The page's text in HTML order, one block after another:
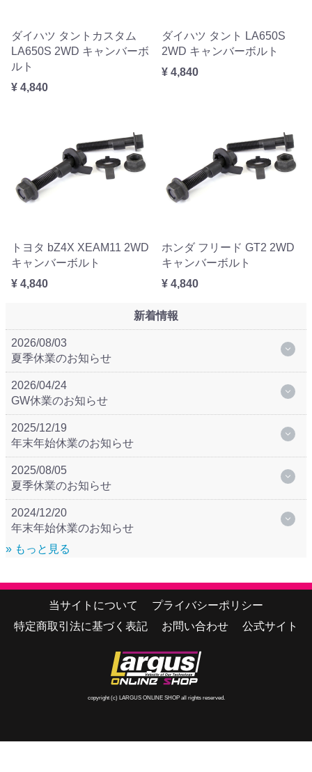
ダイハツ タントカスタム
LA650S 2WD キャンバーボ
ルト
¥ 4,840
ダイハツ タント LA650S
2WD キャンバーボルト
¥ 4,840
トヨタ bZ4X XEAM11 2WD
キャンバーボルト
¥ 4,840
ホンダ フリード GT2 2WD
キャンバーボルト
¥ 4,840
新着情報
2026/08/03
夏季休業のお知らせ
2026/04/24
GW休業のお知らせ
2025/12/19
年末年始休業のお知らせ
2025/08/05
夏季休業のお知らせ
2024/12/20
年末年始休業のお知らせ
» もっと見る
当サイトについて
プライバシーポリシー
特定商取引法に基づく表記
お問い合わせ 公式サイト
copyright (c) LARGUS ONLINE SHOP all rights reserved.